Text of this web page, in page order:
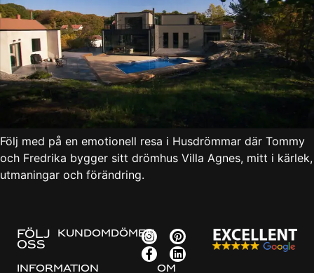
Följ med på en emotionell resa i Husdrömmar där Tommy
och Fredrika bygger sitt drömhus Villa Agnes, mitt i kärlek,
utmaningar och förändring.
Information Om
FÖLJ
OSS
KUNDOMDÖMEN